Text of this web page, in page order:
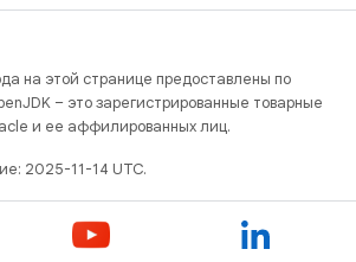
на этой странице предоставлены по
– это зарегистрированные товарные
и ее аффилированных лиц.
2025-11-14 UTC.